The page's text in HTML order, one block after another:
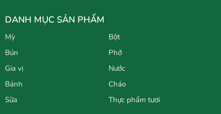
DANH MỤC SẢN PHẨM
Mỳ
Bột
Bún
Phở
Gia vị
Nước
Bánh
Cháo
Sữa
Thực phẩm tươi